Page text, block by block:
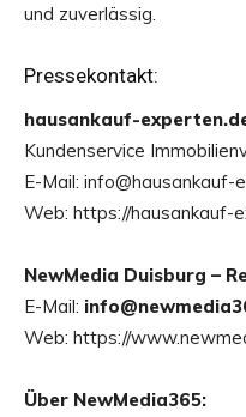
und zuverlässig.
Pressekontakt:
hausankauf-
Kundenservice
E-Mail: info@hausankauf-
Web: https://hausankauf-
NewMedia Duisburg –
E-Mail:
Web: https://
Über NewMedia365: